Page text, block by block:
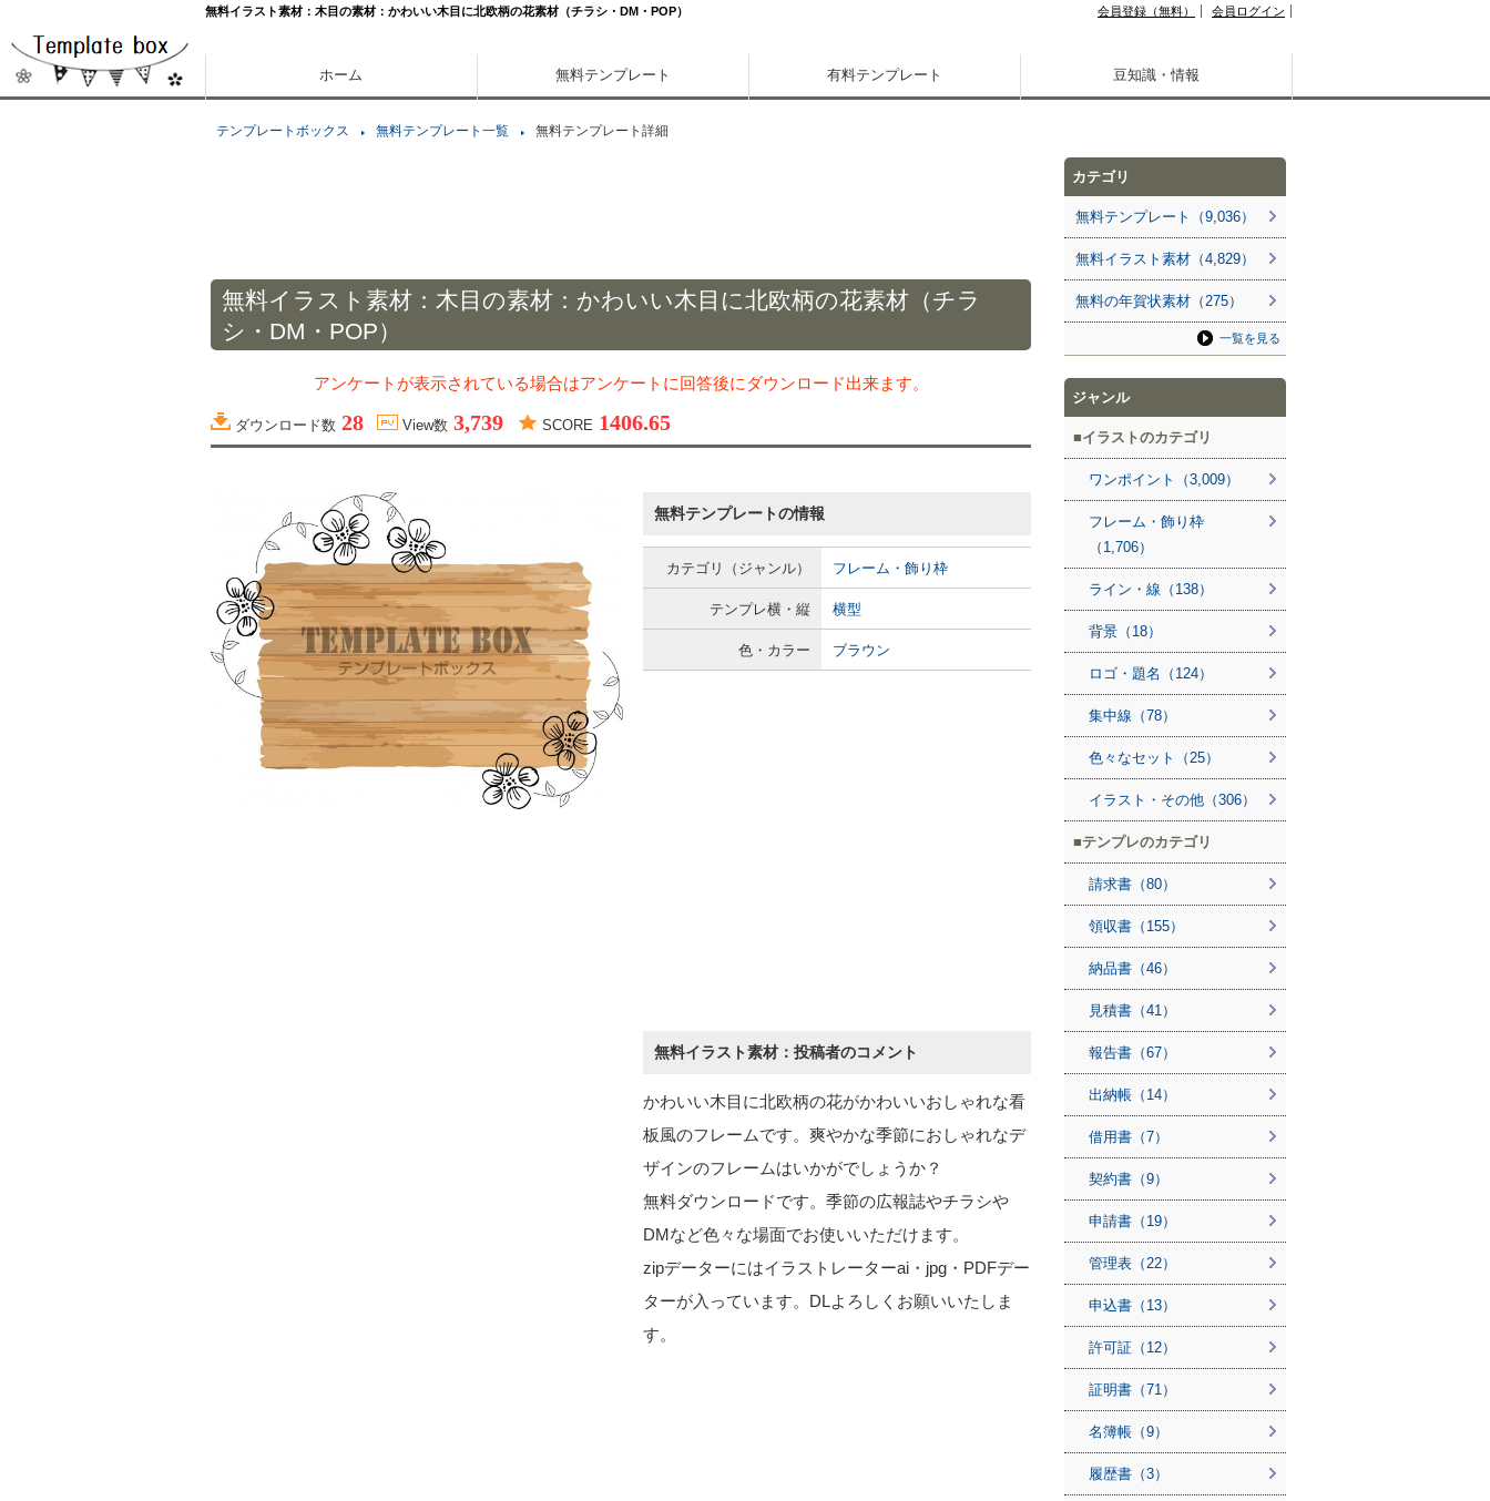
無料イラスト素材：木目の素材：かわいい木目に北欧柄の花素材（チラシ・DM・POP） 会員登録（無料） 会員ログイン
ホーム 無料テンプレート 有料テンプレート 豆知識・情報
テンプレートボックス 無料テンプレート一覧 無料テンプレート詳細
無料イラスト素材：木目の素材：かわいい木目に北欧柄の花素材（チラ
シ・DM・POP）
アンケートが表示されている場合はアンケートに回答後にダウンロード出来ます。
ダウンロード数 28 View数 3,739 SCORE 1406.65
無料テンプレートの情報
カテゴリ（ジャンル） フレーム・飾り枠
テンプレ横・縦 横型
色・カラー ブラウン
無料イラスト素材：投稿者のコメント
かわいい木目に北欧柄の花がかわいいおしゃれな看
板風のフレームです。爽やかな季節におしゃれなデ
ザインのフレームはいかがでしょうか？
無料ダウンロードです。季節の広報誌やチラシや
DMなど色々な場面でお使いいただけます。
zipデーターにはイラストレーターai・jpg・PDFデー
ターが入っています。DLよろしくお願いいたしま
す。
カテゴリ
無料テンプレート（9,036）
無料イラスト素材（4,829）
無料の年賀状素材（275）
一覧を見る
ジャンル
イラストのカテゴリ
ワンポイント（3,009）
フレーム・飾り枠
（1,706）
ライン・線（138）
背景（18）
ロゴ・題名（124）
集中線（78）
色々なセット（25）
イラスト・その他（306）
テンプレのカテゴリ
請求書（80）
領収書（155）
納品書（46）
見積書（41）
報告書（67）
出納帳（14）
借用書（7）
契約書（9）
申請書（19）
管理表（22）
申込書（13）
許可証（12）
証明書（71）
名簿帳（9）
履歴書（3）